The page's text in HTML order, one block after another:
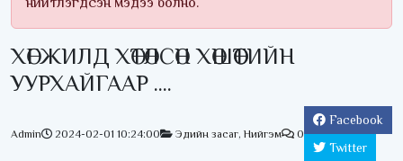
ХӨГЖИЛД ХӨТӨЛСӨН ХӨШӨӨТИЙН
УУРХАЙГААР ....
Admin 2024-02-01 10:24:00 Эдийн засаг, Нийгэм 0
Facebook
Twitter